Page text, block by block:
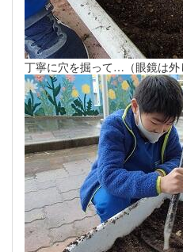
丁寧に穴を掘って…（眼鏡は外